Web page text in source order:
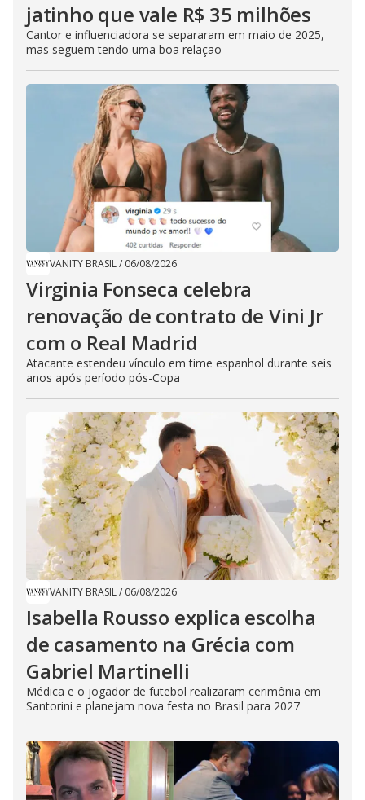
jatinho que vale R$ 35 milhões
Cantor e influenciadora se separaram em maio de 2025,
mas seguem tendo uma boa relação
VANITY BRASIL/ 06/08/2026
Virginia Fonseca celebra
renovação de contrato de Vini Jr
com o Real Madrid
Atacante estendeu vínculo em time espanhol durante seis
anos após período pós-Copa
VANITY BRASIL/ 06/08/2026
Isabella Rousso explica escolha
de casamento na Grécia com
Gabriel Martinelli
Médica e o jogador de futebol realizaram cerimônia em
Santorini e planejam nova festa no Brasil para 2027